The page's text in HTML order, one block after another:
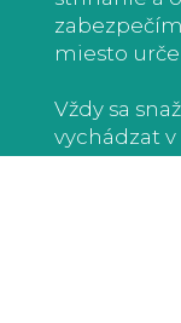
miesto
Vždy sa
vychádzat v
odchádzali